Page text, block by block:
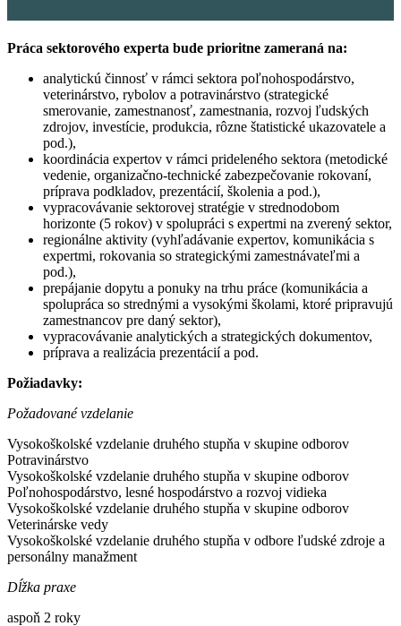
Práca sektorového experta bude prioritne zameraná na:
analytickú činnosť v rámci sektora poľnohospodárstvo,
veterinárstvo, rybolov a potravinárstvo (strategické
smerovanie, zamestnanosť, zamestnania, rozvoj ľudských
zdrojov, investície, produkcia, rôzne štatistické ukazovatele a
pod.),
koordinácia expertov v rámci prideleného sektora (metodické
vedenie, organizačno-technické zabezpečovanie rokovaní,
príprava podkladov, prezentácií, školenia a pod.),
vypracovávanie sektorovej stratégie v strednodobom
horizonte (5 rokov) v spolupráci s expertmi na zverený sektor,
regionálne aktivity (vyhľadávanie expertov, komunikácia s
expertmi, rokovania so strategickými zamestnávateľmi a
pod.),
prepájanie dopytu a ponuky na trhu práce (komunikácia a
spolupráca so strednými a vysokými školami, ktoré pripravujú
zamestnancov pre daný sektor),
vypracovávanie analytických a strategických dokumentov,
príprava a realizácia prezentácií a pod.
Požiadavky:
Požadované vzdelanie
Vysokoškolské vzdelanie druhého stupňa v skupine odborov
Potravinárstvo
Vysokoškolské vzdelanie druhého stupňa v skupine odborov
Poľnohospodárstvo, lesné hospodárstvo a rozvoj vidieka
Vysokoškolské vzdelanie druhého stupňa v skupine odborov
Veterinárske vedy
Vysokoškolské vzdelanie druhého stupňa v odbore ľudské zdroje a
personálny manažment
Dĺžka praxe
aspoň 2 roky